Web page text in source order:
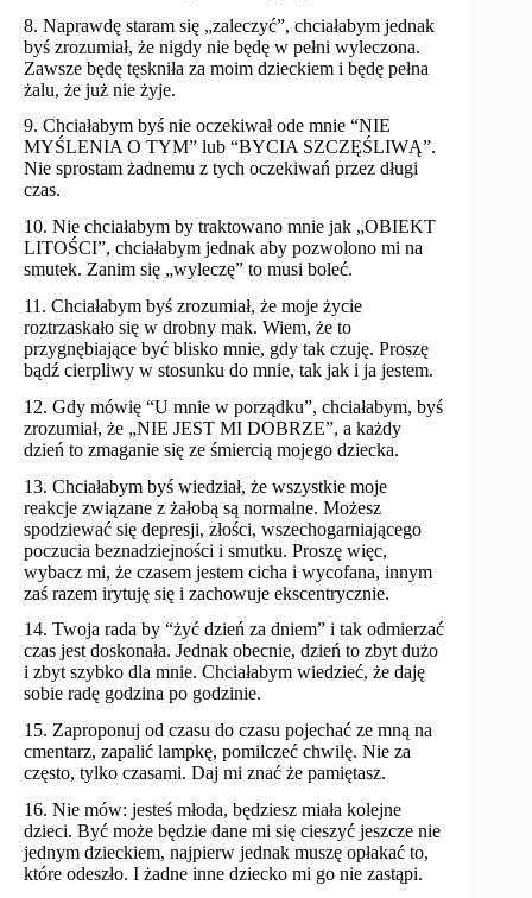
8. Naprawdę staram się „zaleczyć”, chciałabym jednak
byś zrozumiał, że nigdy nie będę w pełni wyleczona.
Zawsze będę tęskniła za moim dzieckiem i będę pełna
żalu, że już nie żyje.
9. Chciałabym byś nie oczekiwał ode mnie “NIE
MYŚLENIA O TYM” lub “BYCIA SZCZĘŚLIWĄ”.
Nie sprostam żadnemu z tych oczekiwań przez długi
czas.
10. Nie chciałabym by traktowano mnie jak „OBIEKT
LITOŚCI”, chciałabym jednak aby pozwolono mi na
smutek. Zanim się „wyleczę” to musi boleć.
11. Chciałabym byś zrozumiał, że moje życie
roztrzaskało się w drobny mak. Wiem, że to
przygnębiające być blisko mnie, gdy tak czuję. Proszę
bądź cierpliwy w stosunku do mnie, tak jak i ja jestem.
12. Gdy mówię “U mnie w porządku”, chciałabym, byś
zrozumiał, że „NIE JEST MI DOBRZE”, a każdy
dzień to zmaganie się ze śmiercią mojego dziecka.
13. Chciałabym byś wiedział, że wszystkie moje
reakcje związane z żałobą są normalne. Możesz
spodziewać się depresji, złości, wszechogarniającego
poczucia beznadziejności i smutku. Proszę więc,
wybacz mi, że czasem jestem cicha i wycofana, innym
zaś razem irytuję się i zachowuje ekscentrycznie.
14. Twoja rada by “żyć dzień za dniem” i tak odmierzać
czas jest doskonała. Jednak obecnie, dzień to zbyt dużo
i zbyt szybko dla mnie. Chciałabym wiedzieć, że daję
sobie radę godzina po godzinie.
15. Zaproponuj od czasu do czasu pojechać ze mną na
cmentarz, zapalić lampkę, pomilczeć chwilę. Nie za
często, tylko czasami. Daj mi znać że pamiętasz.
16. Nie mów: jesteś młoda, będziesz miała kolejne
dzieci. Być może będzie dane mi się cieszyć jeszcze nie
jednym dzieckiem, najpierw jednak muszę opłakać to,
które odeszło. I żadne inne dziecko mi go nie zastąpi.